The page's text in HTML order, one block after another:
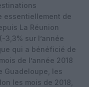
essentiellement de
La Réunion
3,3% sur l’année
qui a bénéficié de
de l’année 2018
Guadeloupe, les
les mois de 2018,